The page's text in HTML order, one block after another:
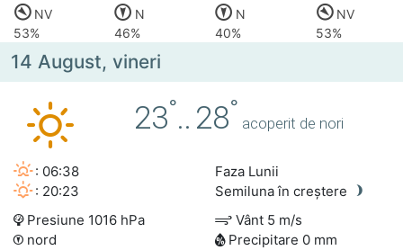
NV
N N
NV
53%
46% 40% 53%
14 August, vineri
23°.. 28°
acoperit de nori
: 06:38
: 20:23
Faza Lunii
Semiluna în creștere
Presiune 1016 hPa
Vânt 5 m/s
nord
Precipitare 0 mm